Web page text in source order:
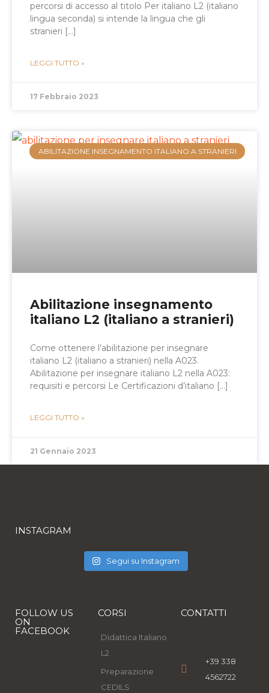
percorsi di accesso al titolo Per italiano L2 (italiano
lingua seconda) si intende la lingua che gli
stranieri […]
LEGGI TUTTO »
17 Febbraio 2023
ABILITAZIONE INSEGNAMENTO ITALIANO A STRANIERI
Abilitazione insegnamento
italiano L2 (italiano a stranieri)
Come ottenere l’abilitazione per insegnare
italiano L2 (italiano a stranieri) nella A023.
Abilitazione per insegnare italiano L2 nella A023:
requisiti e percorsi Le Certificazioni d’italiano […]
LEGGI TUTTO »
21 Gennaio 2023
INSTAGRAM
Segui su Instagram
FOLLOW US
ON
FACEBOOK
CORSI
Didattica Italiano
L2
Preparazione
CEDILS
CONTATTI
+39 338
4562722